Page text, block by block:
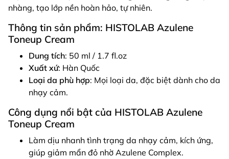
nhàng, tạo lớp nền hoàn hảo, tự nhiên.
Thông tin sản phẩm: HISTOLAB Azulene
Toneup Cream
Dung tích: 50 ml / 1.7 fl.oz
Xuất xứ: Hàn Quốc
Loại da phù hợp: Mọi loại da, đặc biệt dành cho da
nhạy cảm.
Công dụng nổi bật của HISTOLAB Azulene
Toneup Cream
Làm dịu nhanh tình trạng da nhạy cảm, kích ứng,
giúp giảm mẩn đỏ nhờ Azulene Complex.